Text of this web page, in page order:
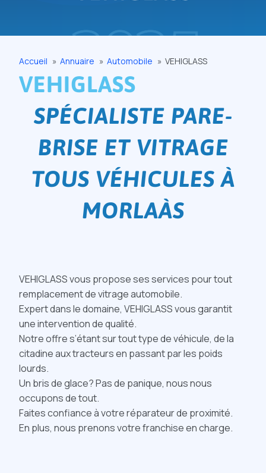
Accueil Annuaire Automobile VEHIGLASS
VEHIGLASS
SPÉCIALISTE PARE-
BRISE ET VITRAGE
TOUS VÉHICULES À
MORLAÀS
VEHIGLASS vous propose ses services pour tout
remplacement de vitrage automobile.
Expert dans le domaine, VEHIGLASS vous garantit
une intervention de qualité.
Notre offre s’étant sur tout type de véhicule, de la
citadine aux tracteurs en passant par les poids
lourds.
Un bris de glace? Pas de panique, nous nous
occupons de tout.
Faites confiance à votre réparateur de proximité.
En plus, nous prenons votre franchise en charge.